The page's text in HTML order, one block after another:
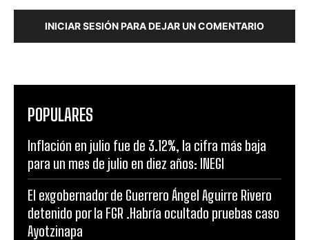
INICIAR SESIÓN PARA DEJAR UN COMENTARIO
POPULARES
Inflación en julio fue de 3.12%, la cifra más baja
para un mes de julio en diez años: INEGI
El exgobernador de Guerrero Ángel Aguirre Rivero
detenido por la FGR .Habría ocultado pruebas caso
Ayotzinapa